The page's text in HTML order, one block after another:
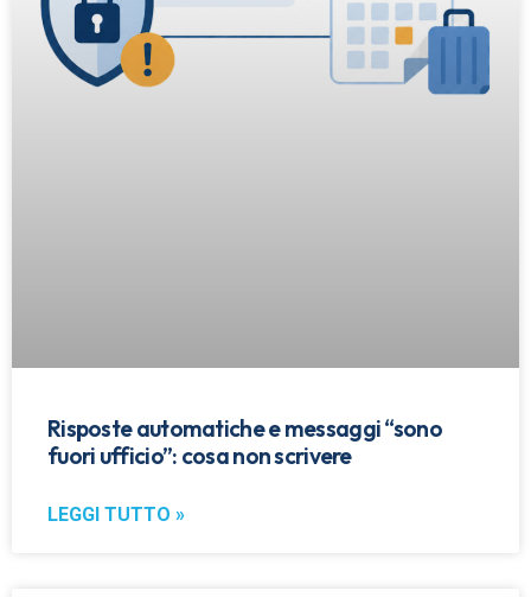
Risposte automatiche e messaggi “sono
fuori ufficio”: cosa non scrivere
LEGGI TUTTO »